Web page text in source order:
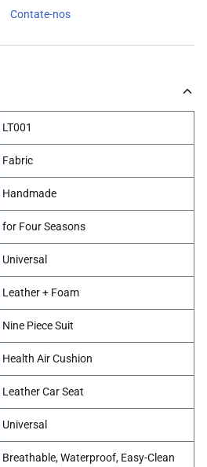
Contate-nos
LT001
Fabric
Handmade
for Four Seasons
Universal
Leather + Foam
Nine Piece Suit
Health Air Cushion
Leather Car Seat
Universal
Breathable, Waterproof, Easy-Clean